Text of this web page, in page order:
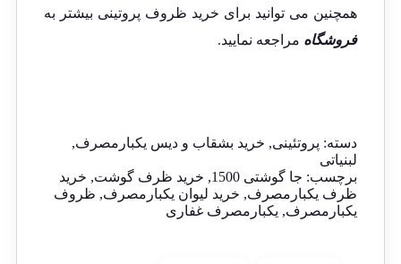
همچنین می توانید برای خرید ظروف پروتینی بیشتر به
فروشگاه مراجعه نمایید.
دسته: پروتئینی, خرید بشقاب و دیس یکبارمصرف,
لبنیاتی
برچسب: جا گوشتی 1500 , خرید ظرف گوشت, خرید
ظرف یکبارمصرف, خرید لیوان یکبارمصرف, ظروف
یکبارمصرف, یکبارمصرف غفاری